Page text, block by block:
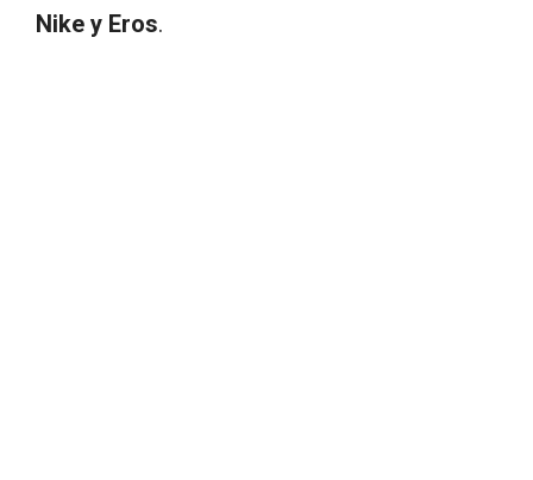
Nike y Eros.